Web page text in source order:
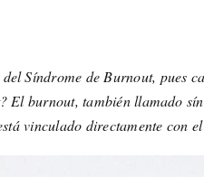
Síndrome de Burnout, pues
El burnout, también llamado
vinculado directamente con